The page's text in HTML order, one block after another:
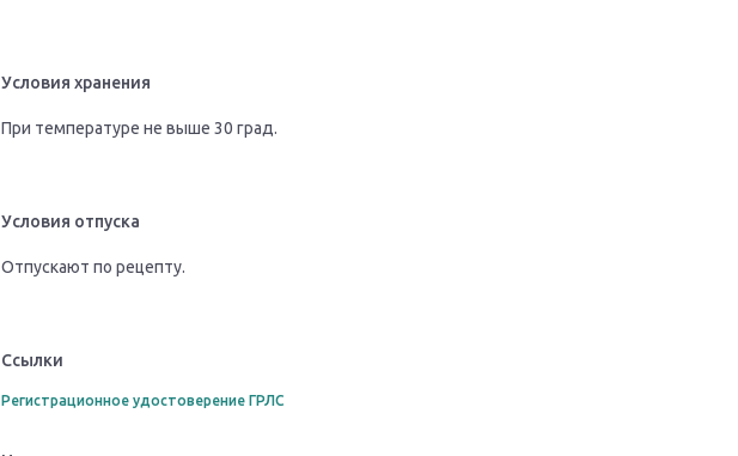
Условия хранения
При температуре не выше 30 град.
Условия отпуска
Отпускают по рецепту.
Ссылки
Регистрационное удостоверение ГРЛС